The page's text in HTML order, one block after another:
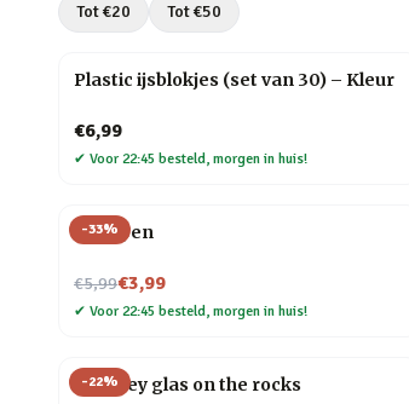
Tot €20 Tot €50
Plastic ijsblokjes (set van 30) – Kleur
€6,99
✔ Voor 22:45 besteld, morgen in huis!
-33%
Veer pen
€5,99
Nu voor€3,99
✔ Voor 22:45 besteld, morgen in huis!
-22%
Whiskey glas on the rocks